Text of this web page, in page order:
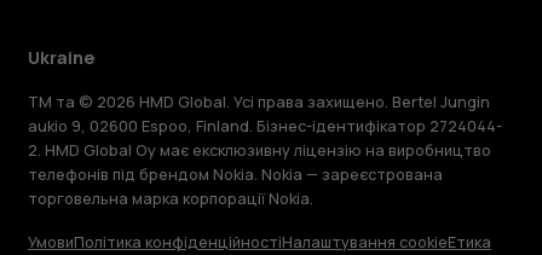
Ukraine
TM та © 2026 HMD Global. Усі права захищено. Bertel Jungin
aukio 9, 02600 Espoo, Finland. Бізнес-ідентифікатор 2724044-
2. HMD Global Oy має ексклюзивну ліцензію на виробництво
телефонів під брендом Nokia. Nokia — зареєстрована
торговельна марка корпорації Nokia.
УмовиПолітика конфіденційностіНалаштування cookieЕтика